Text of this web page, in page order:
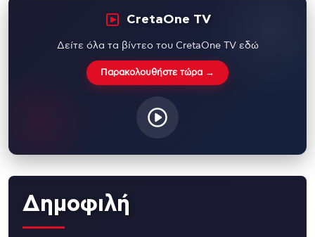
CretaOne TV
Δείτε όλα τα βίντεο του CretaOne TV εδώ
Παρακολουθήστε τώρα →
Δημοφιλή